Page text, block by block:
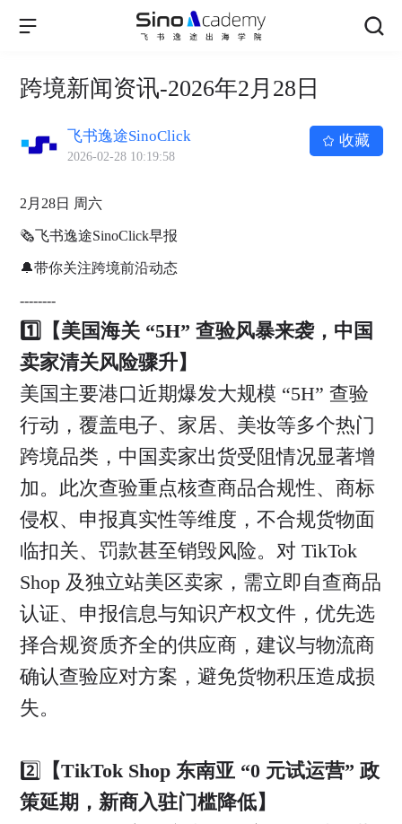
跨境新闻资讯-2026年2月28日
飞书逸途SinoClick
2026-02-28 10:19:58
收藏
2月28日 周六
🗞飞书逸途SinoClick早报
🔔带你关注跨境前沿动态
--------
1️⃣【美国海关 “5H” 查验风暴来袭，中国
卖家清关风险骤升】
美国主要港口近期爆发大规模 “5H” 查验
行动，覆盖电子、家居、美妆等多个热门
跨境品类，中国卖家出货受阻情况显著增
加。此次查验重点核查商品合规性、商标
侵权、申报真实性等维度，不合规货物面
临扣关、罚款甚至销毁风险。对 TikTok
Shop 及独立站美区卖家，需立即自查商品
认证、申报信息与知识产权文件，优先选
择合规资质齐全的供应商，建议与物流商
确认查验应对方案，避免货物积压造成损
失。
2️⃣
【TikTok Shop 东南亚 “0 元试运营” 政
策延期，新商入驻门槛降低】